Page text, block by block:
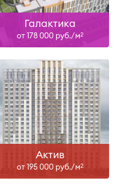
Галактика
от 178 000 руб./м2
Актив
от 195 000 руб./м2